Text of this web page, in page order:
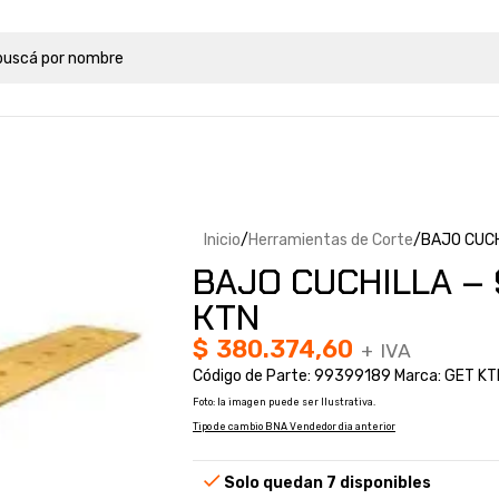
Inicio Herramientas de Corte BAJO
BAJO CUCHILLA
KTN
$ 380.374,60 + IVA
Código de Parte: 99399189 Marca: GET
Foto: la imagen puede ser Ilustrativa.
Tipo de cambio BNA Vendedor dia anterior
Solo quedan 7 disponibles